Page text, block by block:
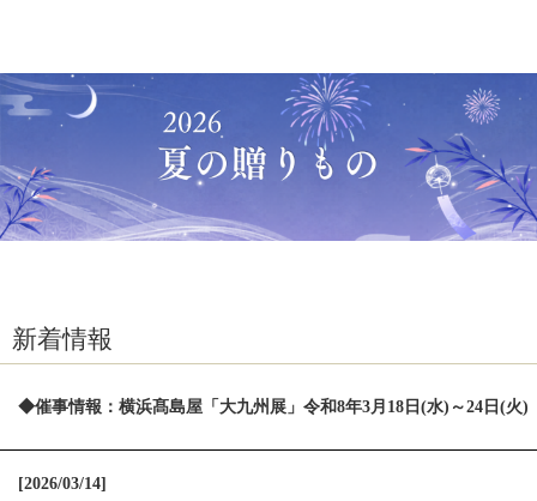
新着情報
◆催事情報：横浜髙島屋「大九州展」令和8年3月18日(水)～24日(火)
[2026/03/14]